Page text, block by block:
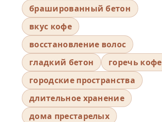
брашированный бетон
вкус кофе
восстановление волос
гладкий бетон
горечь кофе
городские пространства
длительное хранение
дома престарелых